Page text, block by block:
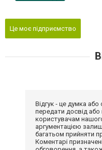
Це моє підприємство
Відгук - це думка
передати досвід
користувачам
аргументацією
багатьом прийняти
Коментарі